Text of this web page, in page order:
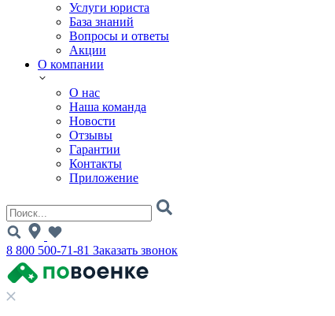
Услуги юриста
База знаний
Вопросы и ответы
Акции
О компании
О нас
Наша команда
Новости
Отзывы
Гарантии
Контакты
Приложение
8 800 500-71-81 Заказать звонок